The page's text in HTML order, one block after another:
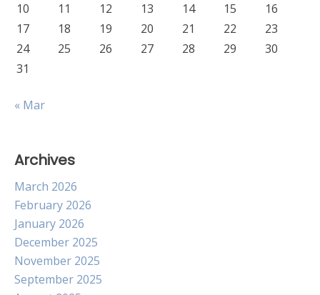
10
11 12 13 14 15
16
17
18 19 20 21 22
23
24
25 26 27 28 29
30
31
« Mar
Archives
March 2026
February 2026
January 2026
December 2025
November 2025
September 2025